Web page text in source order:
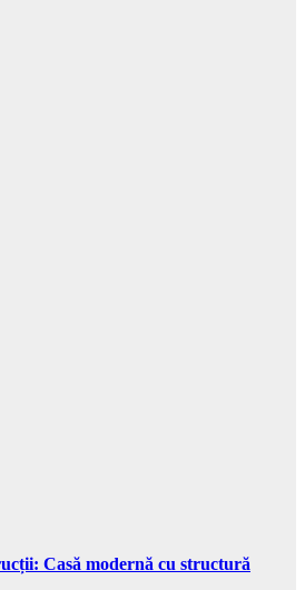
Casă modernă cu structură